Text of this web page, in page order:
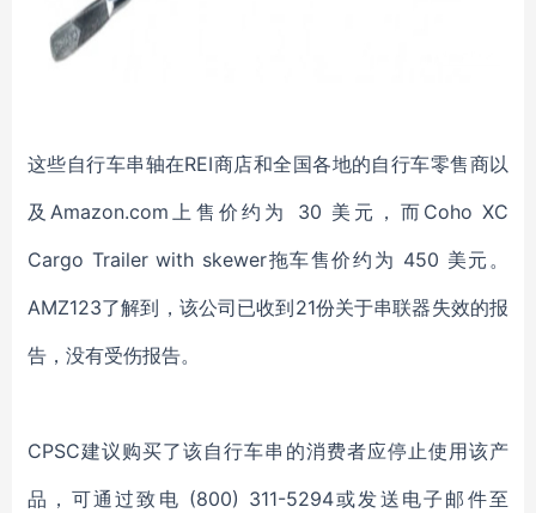
这些自行车串轴在REI商店和全国各地的自行车零售商以
及Amazon.com上售价约为 30 美元，而Coho XC
Cargo Trailer with skewer拖车售价约为 450 美元。
AMZ123了解到，该公司已收到21份关于串联器失效的报
告，没有受伤报告。
CPSC建议购买了该自行车串的消费者应停止使用该产
品，可通过致电 (800) 311-5294或发送电子邮件至